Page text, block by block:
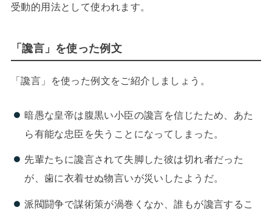
受動的用法として使われます。
「讒言」を使った例文
「讒言」を使った例文をご紹介しましょう。
暗愚な皇帝は腹黒い小臣の讒言を信じたため、あた
ら有能な忠臣を失うことになってしまった。
先輩たちに讒言されて失脚した彼は切れ者だった
が、歯に衣着せぬ物言いが災いしたようだ。
派閥闘争で謀術策が渦巻くなか、誰もが讒言するこ